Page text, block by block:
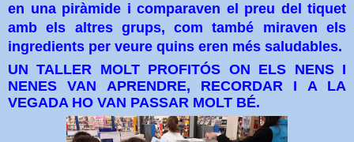
en una piràmide i comparaven el preu del tiquet
amb els altres grups, com també miraven els
ingredients per veure quins eren més saludables.
UN TALLER MOLT PROFITÓS ON ELS NENS I
NENES VAN APRENDRE, RECORDAR I A LA
VEGADA HO VAN PASSAR MOLT BÉ.